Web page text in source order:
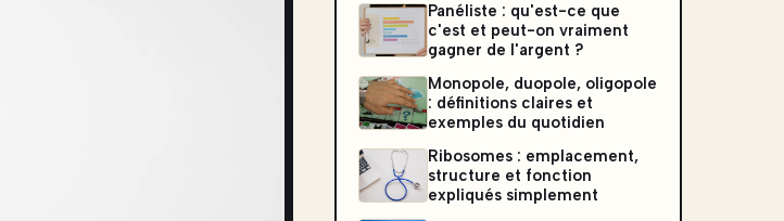
Panéliste : qu'est-ce que
c'est et peut-on vraiment
gagner de l'argent ?
Monopole, duopole, oligopole
: définitions claires et
exemples du quotidien
Ribosomes : emplacement,
structure et fonction
expliqués simplement